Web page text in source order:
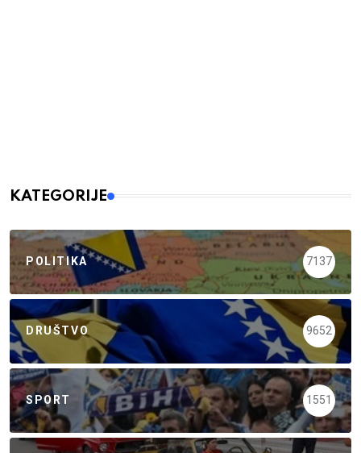
KATEGORIJE
POLITIKA 7137
DRUŠTVO 9652
SPORT 1551